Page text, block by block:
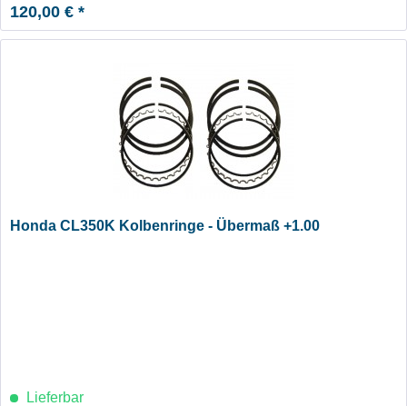
120,00 € *
Honda CL350K Kolbenringe - Übermaß +1.00
Lieferbar